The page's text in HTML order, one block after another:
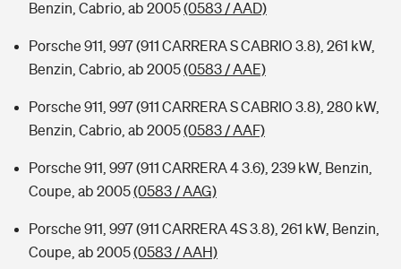
Benzin, Cabrio, ab 2005(0583 / AAD)
Porsche 911, 997 (911 CARRERA S CABRIO 3.8), 261 kW,
Benzin, Cabrio, ab 2005(0583 / AAE)
Porsche 911, 997 (911 CARRERA S CABRIO 3.8), 280 kW,
Benzin, Cabrio, ab 2005(0583 / AAF)
Porsche 911, 997 (911 CARRERA 4 3.6), 239 kW, Benzin,
Coupe, ab 2005(0583 / AAG)
Porsche 911, 997 (911 CARRERA 4S 3.8), 261 kW, Benzin,
Coupe, ab 2005(0583 / AAH)